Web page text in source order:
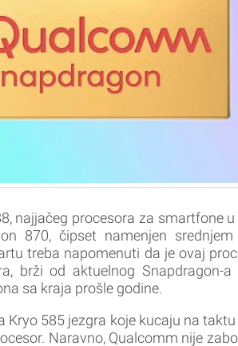
najjačeg procesora za smartfone
870, čipset namenjen
treba napomenuti da je ovaj
brži od aktuelnog Snapdragon-
sa kraja prošle godine.
Kryo 585 jezgra koje kucaju na taktu
Naravno, Qualcomm nije